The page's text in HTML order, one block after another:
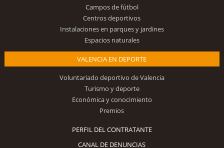
Campos de fútbol
Centros deportivos
Instalaciones en parques y jardines
Espacios naturales
VALENCIA EN DEPORTE
Voluntariado deportivo de Valencia
Turismo y deporte
Económica y conocimiento
Premios
PERFIL DEL CONTRATANTE
CANAL DE DENUNCIAS